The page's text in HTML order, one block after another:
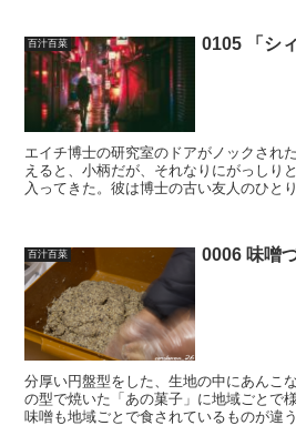
百汁百菜 0105 「シ
エイチ博士の研究室のドアがノックされ
えると、小柄だが、それなりにがっしり
入ってきた。彼は博士の古い友人のひと
百汁百菜 0006 味噌
分厚い円盤型をした、生地の中にあんこ
の型で焼いた「あの菓子」に地域ごとで
味噌も地域ごとで食されているものが違